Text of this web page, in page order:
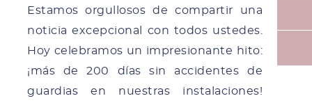
Estamos orgullosos de compartir una
noticia excepcional con todos ustedes.
Hoy celebramos un impresionante hito:
¡más de 200 días sin accidentes de
guardias en nuestras instalaciones!